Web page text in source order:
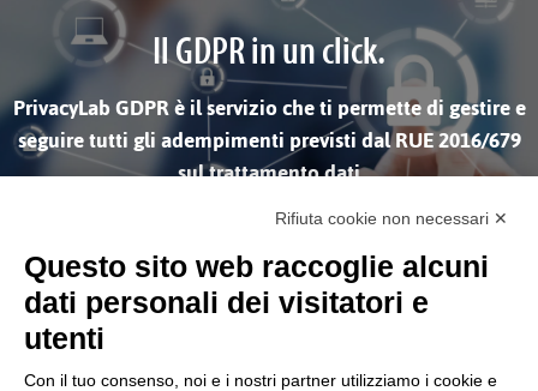
Il GDPR in un click.
PrivacyLab GDPR è il servizio che ti permette di gestire e
seguire tutti gli adempimenti previsti dal RUE 2016/679
sul trattamento dati
SCOPRI DI PIÙ
Rifiuta cookie non necessari ✕
Questo sito web raccoglie alcuni
dati personali dei visitatori e
utenti
Con il tuo consenso, noi e i nostri partner utilizziamo i cookie e